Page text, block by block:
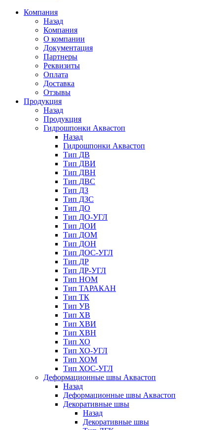
Компания
Назад
Компания
О компании
Документация
Партнеры
Реквизиты
Оплата
Доставка
Отзывы
Продукция
Назад
Продукция
Гидрошпонки Аквастоп
Назад
Гидрошпонки Аквастоп
Тип ДВ
Тип ДВИ
Тип ДВН
Тип ДВС
Тип ДЗ
Тип ДЗС
Тип ДО
Тип ДО-УГЛ
Тип ДОИ
Тип ДОМ
Тип ДОН
Тип ДОС-УГЛ
Тип ДР
Тип ДР-УГЛ
Тип НОМ
Тип ТАРАКАН
Тип ТК
Тип УВ
Тип ХВ
Тип ХВИ
Тип ХВН
Тип ХО
Тип ХО-УГЛ
Тип ХОМ
Тип ХОС-УГЛ
Деформационные швы Аквастоп
Назад
Деформационные швы Аквастоп
Декоративные швы
Назад
Декоративные швы